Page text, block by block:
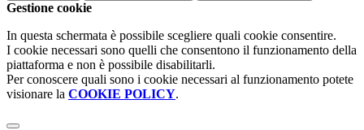
Gestione cookie
In questa schermata è possibile scegliere quali cookie consentire.
I cookie necessari sono quelli che consentono il funzionamento della
piattaforma e non è possibile disabilitarli.
Per conoscere quali sono i cookie necessari al funzionamento potete
visionare la COOKIE POLICY.